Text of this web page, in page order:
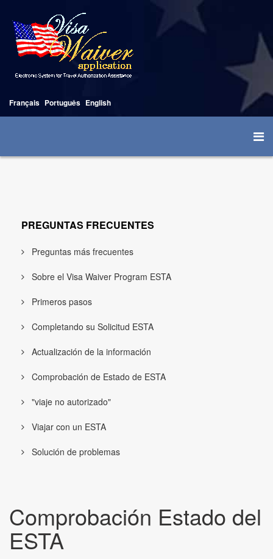
Français Português English
PREGUNTAS FRECUENTES
Preguntas más frecuentes
Sobre el Visa Waiver Program ESTA
Primeros pasos
Completando su Solicitud ESTA
Actualización de la información
Comprobación de Estado de ESTA
"viaje no autorizado"
Viajar con un ESTA
Solución de problemas
Comprobación Estado del
ESTA